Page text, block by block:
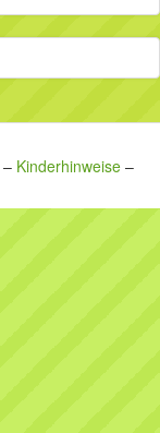
– Kinderhinweise –